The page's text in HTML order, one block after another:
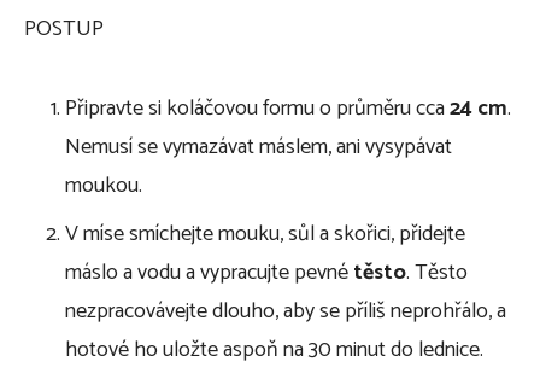
POSTUP
Připravte si koláčovou formu o průměru cca24 cm.
Nemusí se vymazávat máslem, ani vysypávat
moukou.
V míse smíchejte mouku, sůl a skořici, přidejte
máslo a vodu a vypracujte pevnétěsto. Těsto
nezpracovávejte dlouho, aby se příliš neprohřálo, a
hotové ho uložte aspoň na 30 minut do lednice.